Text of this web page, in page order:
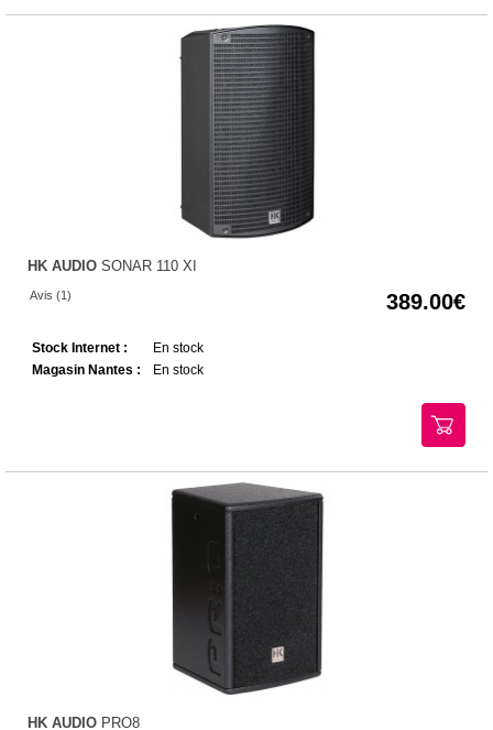
HK AUDIO SONAR 110 XI
Avis (1) 389.00
Stock Internet :
En stock
Magasin Nantes :
En stock
HK AUDIO PRO8